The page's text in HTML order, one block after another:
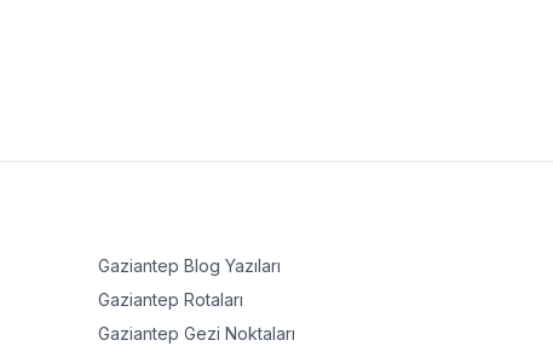
Gaziantep Blog Yazıları
Gaziantep Rotaları
Gaziantep Gezi Noktaları